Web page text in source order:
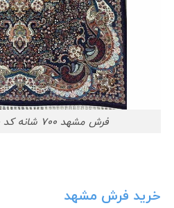
فرش مشهد ۷۰۰ شانه کد ۷۰۲۰۸۰ سرمه ای
خرید فرش مشهد